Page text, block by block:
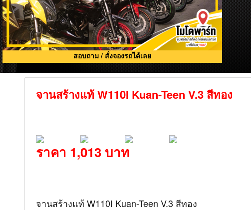
สอบถาม / สั่งจองรถได้เลย
จานสร้างแท้ W110I Kuan-Teen V.3 สีทอง
ราคา 1,013 บาท
จานสร้างแท้ W110I Kuan-Teen V.3 สีทอง